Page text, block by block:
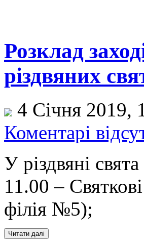
Розклад
різдвяних
4 Січня 2019,
Коментарі
У різдвяні
11.00 –
філія №5);